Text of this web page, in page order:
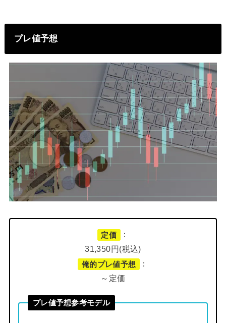
プレ値予想
定価
：
31,350円(税込)
俺的プレ値予想
：
～定価
プレ値予想参考モデル